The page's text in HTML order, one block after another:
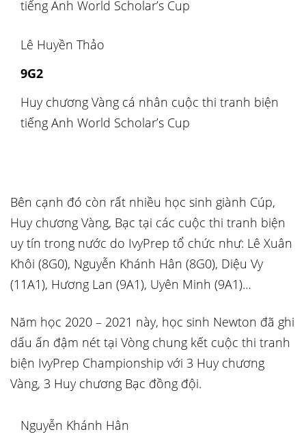
tiếng Anh World Scholar’s Cup
Lê Huyền Thảo
9G2
Huy chương Vàng cá nhân cuộc thi tranh biện
tiếng Anh World Scholar’s Cup
Bên cạnh đó còn rất nhiều học sinh giành Cúp,
Huy chương Vàng, Bạc tại các cuộc thi tranh biện
uy tín trong nước do IvyPrep tổ chức như: Lê Xuân
Khôi (8G0), Nguyễn Khánh Hân (8G0), Diệu Vy
(11A1), Hương Lan (9A1), Uyên Minh (9A1)…
Năm học 2020 – 2021 này, học sinh Newton đã ghi
dấu ấn đậm nét tại Vòng chung kết cuộc thi tranh
biện IvyPrep Championship với 3 Huy chương
Vàng, 3 Huy chương Bạc đồng đội.
Nguyễn Khánh Hân